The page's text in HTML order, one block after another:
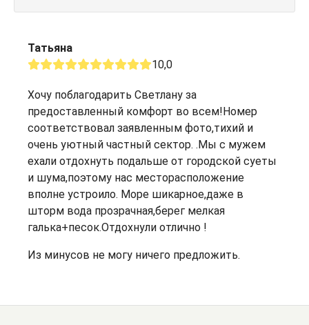
Татьяна
10,0
Хочу поблагодарить Светлану за
предоставленный комфорт во всем!Номер
соответствовал заявленным фото,тихий и
очень уютный частный сектор. .Мы с мужем
ехали отдохнуть подальше от городской суеты
и шума,поэтому нас месторасположение
вполне устроило. Море шикарное,даже в
шторм вода прозрачная,берег мелкая
галька+песок.Отдохнули отлично !
Из минусов не могу ничего предложить.